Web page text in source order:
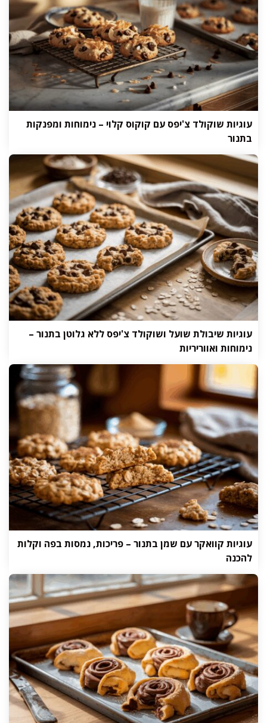
עוגיות שוקולד צ'יפס עם קוקוס קלוי – נימוחות ומפנקות
בתנור
עוגיות שיבולת שועל ושוקולד צ'יפס ללא גלוטן בתנור –
נימוחות ואווריריות
עוגיות קוואקר עם שמן בתנור – פריכות, נמסות בפה וקלות
להכנה